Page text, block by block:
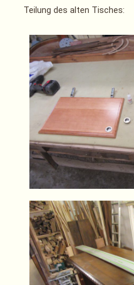
Teilung des alten Tisches: